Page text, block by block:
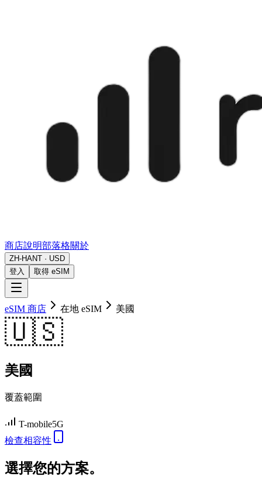
商店說明部落格關於
ZH-HANT · USD
登入
取得 eSIM
eSIM 商店 在地 eSIM 美國
🇺🇸
美國
覆蓋範圍
T-mobile5G
檢查相容性
選擇您的方案。